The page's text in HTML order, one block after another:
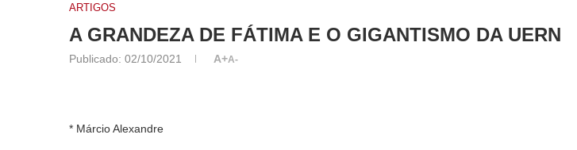
ARTIGOS
A GRANDEZA DE FÁTIMA E O GIGANTISMO DA UERN
Publicado: 02/10/2021 A+A-
* Márcio Alexandre